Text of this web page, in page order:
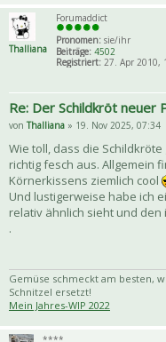
Thalliana
Forumaddict
Pronomen: sie/ihr
Beiträge: 4502
Registriert: 27. Apr 2010,
Re: Der Schildkröt neuer
von Thalliana » 19. Nov 2025, 07:34
Wie toll, dass die
richtig fesch aus. Allgemein
Körnerkissens ziemlich cool
Und lustigerweise habe ich
relativ ähnlich sieht und
.
Gemüse schmeckt am besten,
Schnitzel ersetzt!
Mein Jahres-WIP 2022
****